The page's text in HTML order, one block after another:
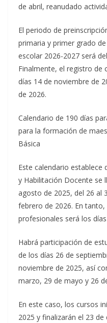
de abril, reanudado
El periodo de
primaria y primer grado
escolar 2026-2027 será
Finalmente, el registro de
días 14 de noviembre de
de 2026.
Calendario de 190 días
para la formación de
Básica
Este calendario establece
y Habilitación Docente se
agosto de 2025, del 26 al
febrero de 2026. En
profesionales será los
Habrá participación de
de los días 26 de
noviembre de 2025, así
marzo, 29 de mayo y 26
En este caso, los cursos
2025 y finalizarán el 23